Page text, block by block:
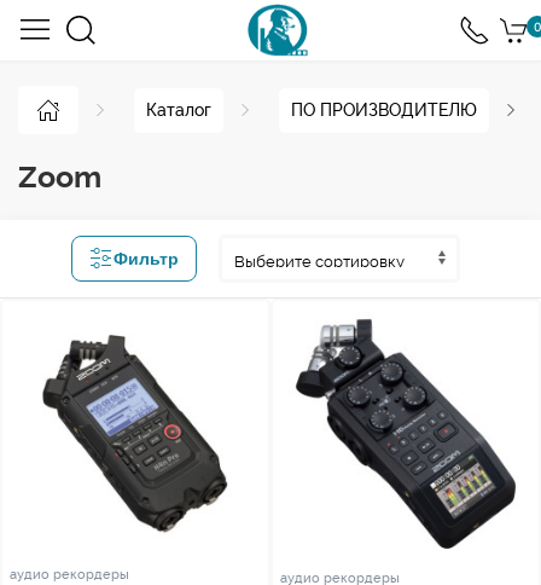
0
Каталог ПО ПРОИЗВОДИТЕЛЮ
Zoom
Фильтр
аудио рекордеры аудио рекордеры